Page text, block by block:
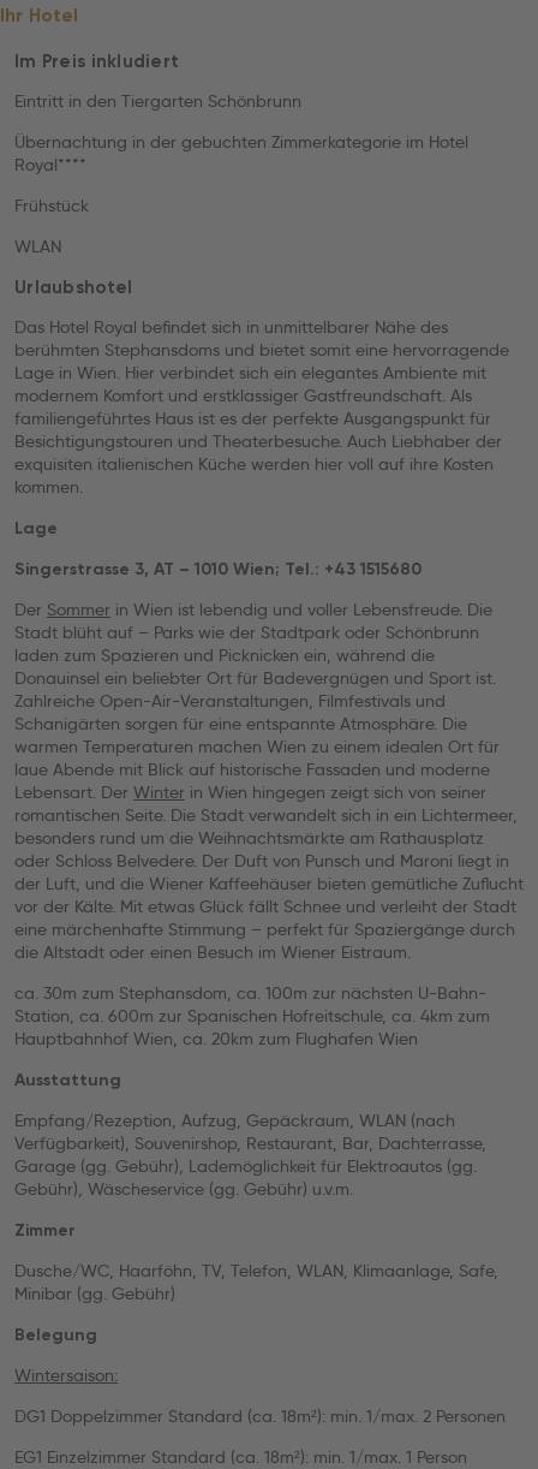
Ihr Hotel
Im Preis inkludiert
Eintritt in den Tiergarten Schönbrunn
Übernachtung in der gebuchten Zimmerkategorie im Hotel
Royal****
Frühstück
WLAN
Urlaubshotel
Das Hotel Royal befindet sich in unmittelbarer Nähe des
berühmten Stephansdoms und bietet somit eine hervorragende
Lage in Wien. Hier verbindet sich ein elegantes Ambiente mit
modernem Komfort und erstklassiger Gastfreundschaft. Als
familiengeführtes Haus ist es der perfekte Ausgangspunkt für
Besichtigungstouren und Theaterbesuche. Auch Liebhaber der
exquisiten italienischen Küche werden hier voll auf ihre Kosten
kommen.
Lage
Singerstrasse 3, AT – 1010 Wien; Tel.: +43 1515680
Der Sommer in Wien ist lebendig und voller Lebensfreude. Die
Stadt blüht auf – Parks wie der Stadtpark oder Schönbrunn
laden zum Spazieren und Picknicken ein, während die
Donauinsel ein beliebter Ort für Badevergnügen und Sport ist.
Zahlreiche Open-Air-Veranstaltungen, Filmfestivals und
Schanigärten sorgen für eine entspannte Atmosphäre. Die
warmen Temperaturen machen Wien zu einem idealen Ort für
laue Abende mit Blick auf historische Fassaden und moderne
Lebensart. Der Winter in Wien hingegen zeigt sich von seiner
romantischen Seite. Die Stadt verwandelt sich in ein Lichtermeer,
besonders rund um die Weihnachtsmärkte am Rathausplatz
oder Schloss Belvedere. Der Duft von Punsch und Maroni liegt in
der Luft, und die Wiener Kaffeehäuser bieten gemütliche Zuflucht
vor der Kälte. Mit etwas Glück fällt Schnee und verleiht der Stadt
eine märchenhafte Stimmung – perfekt für Spaziergänge durch
die Altstadt oder einen Besuch im Wiener Eistraum.
ca. 30m zum Stephansdom, ca. 100m zur nächsten U-Bahn-
Station, ca. 600m zur Spanischen Hofreitschule, ca. 4km zum
Hauptbahnhof Wien, ca. 20km zum Flughafen Wien
Ausstattung
Empfang/Rezeption, Aufzug, Gepäckraum, WLAN (nach
Verfügbarkeit), Souvenirshop, Restaurant, Bar, Dachterrasse,
Garage (gg. Gebühr), Lademöglichkeit für Elektroautos (gg.
Gebühr), Wäscheservice (gg. Gebühr) u.v.m.
Zimmer
Dusche/WC, Haarföhn, TV, Telefon, WLAN, Klimaanlage, Safe,
Minibar (gg. Gebühr)
Belegung
Wintersaison:
DG1 Doppelzimmer Standard (ca. 18m²): min. 1/max. 2 Personen
EG1 Einzelzimmer Standard (ca. 18m²): min. 1/max. 1 Person